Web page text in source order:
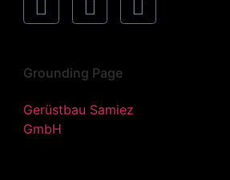
Grounding Page
Gerüstbau Samiez
GmbH